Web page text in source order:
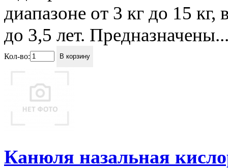
диапазоне от 3 кг до 15 кг,
до 3,5 лет.
Кол-во: В корзину
Канюля назальная